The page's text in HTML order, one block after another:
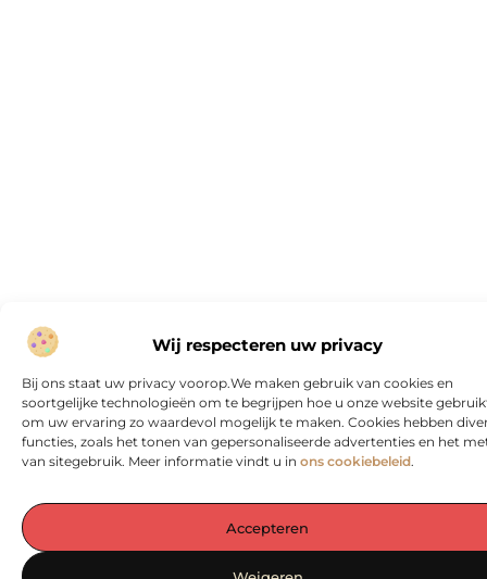
Wij respecteren uw privacy
Bij ons staat uw privacy voorop.We maken gebruik van cookies en
soortgelijke technologieën om te begrijpen hoe u onze website
om uw ervaring zo waardevol mogelijk te maken. Cookies hebben
functies, zoals het tonen van gepersonaliseerde advertenties en het
van sitegebruik. Meer informatie vindt u in ons cookiebeleid.
Accepteren